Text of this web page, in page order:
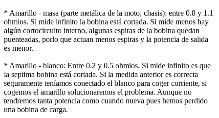
* Amarillo - masa (parte metálica de la moto, chasis): entre 0.8 y 1.1
ohmios. Si mide infinito la bobina está cortada. Si mide menos hay
algún cortocircuito interno, algunas espiras de la bobina quedan
puenteadas, porlo que actuan menos espiras y la potencia de salida
es menor.
* Amarillo - blanco: Entre 0.2 y 0.5 ohmios. Si mide infinito es que
la septima bobina está cortada. Si la medida anterior es correcta
seguramente teníamos conectado el blanco para coger corriente, si
cogemos el amarillo solucionaremos el problema. Aunque no
tendremos tanta potencia como cuando nueva pues hemos perdido
una bobina de carga.